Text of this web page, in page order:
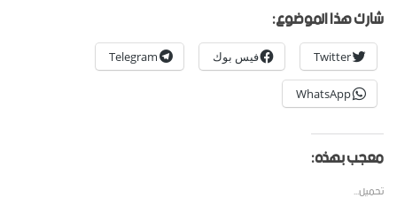
شارك هذا الموضوع:
Twitter فيس بوك Telegram
WhatsApp
معجب بهذه:
تحميل...